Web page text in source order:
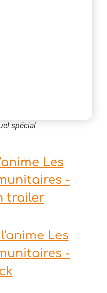
spécial
Les
-
trailer
Les
-